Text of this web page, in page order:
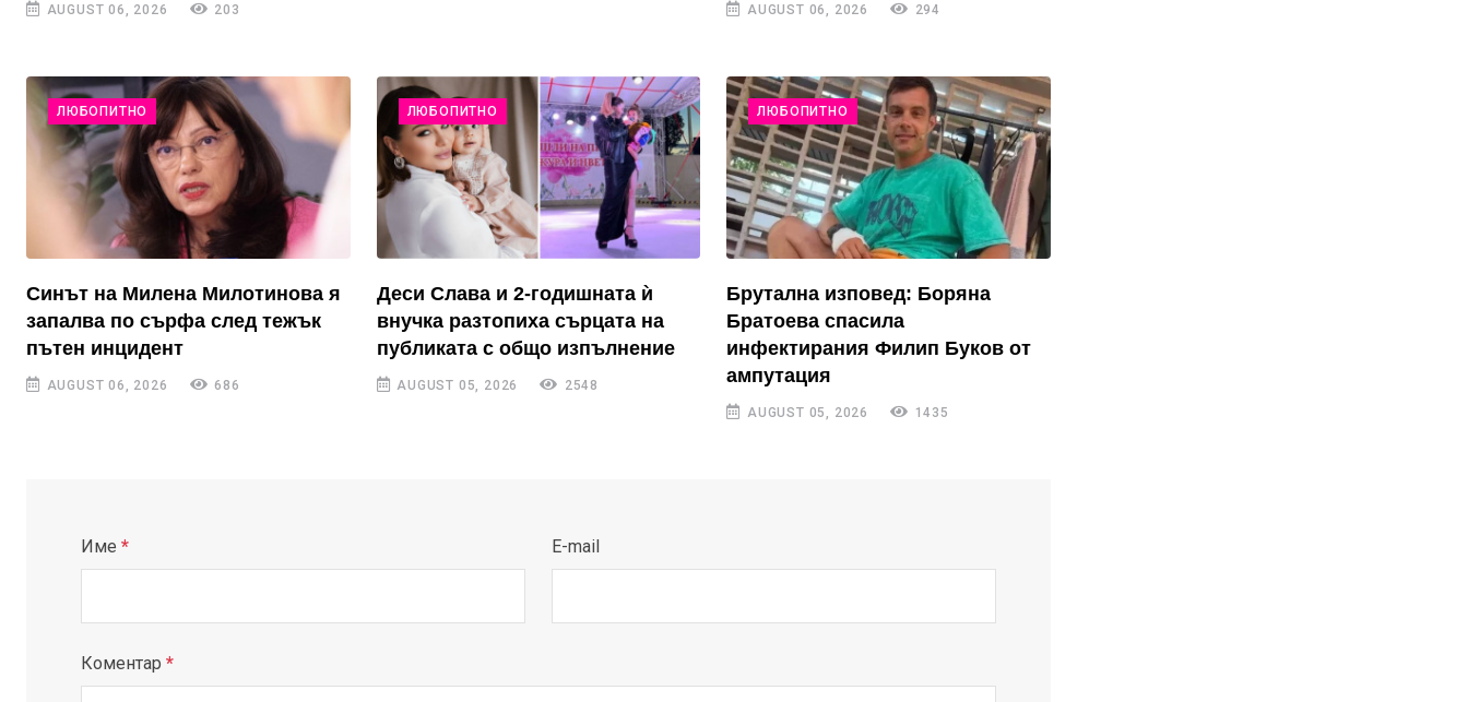
AUGUST 06, 2026 203 AUGUST 06, 2026 294
ЛЮБОПИТНО
Синът на Милена Милотинова я
запалва по сърфа след тежък
пътен инцидент
AUGUST 06, 2026 686
ЛЮБОПИТНО
Деси Слава и 2-годишната ѝ
внучка разтопиха сърцата на
публиката с общо изпълнение
AUGUST 05, 2026 2548
ЛЮБОПИТНО
Брутална изповед: Боряна
Братоева спасила
инфектирания Филип Буков от
ампутация
AUGUST 05, 2026 1435
Име * E-mail
Коментар *